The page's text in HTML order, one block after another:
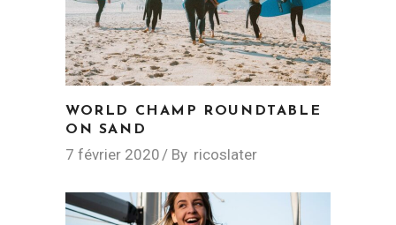
WORLD CHAMP ROUNDTABLE
ON SAND
7 février 2020 By ricoslater